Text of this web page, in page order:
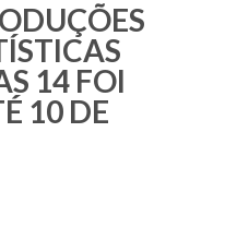
14 FOI
10 DE